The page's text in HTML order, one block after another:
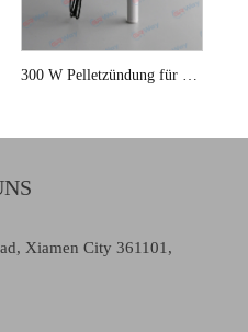
Xiamen City 361101,